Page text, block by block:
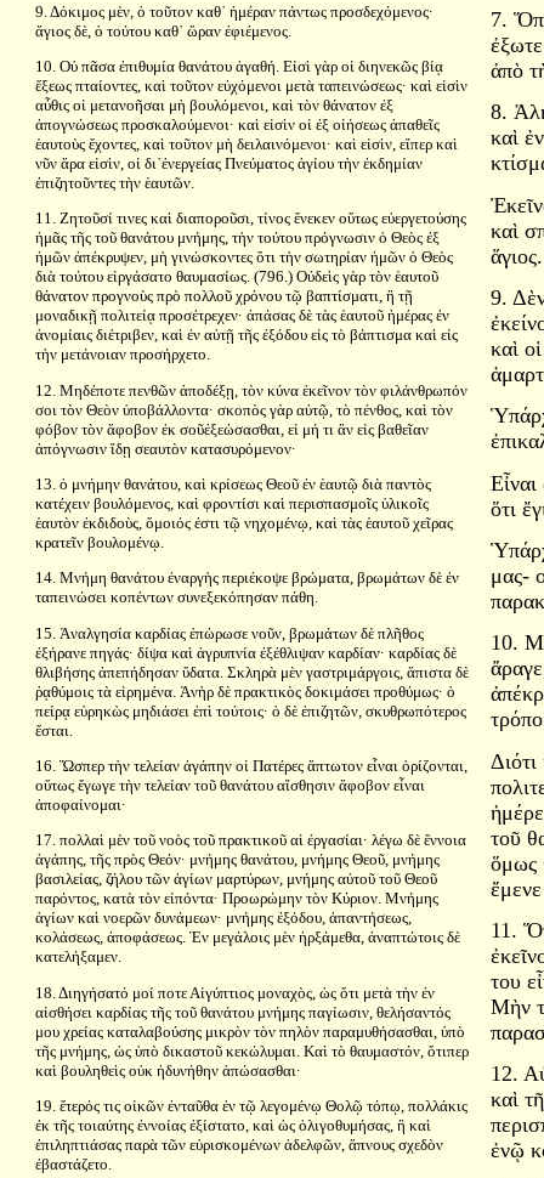
9. Δόκιμος μὲν, ὁ τοῦτον καθ᾿ ἡμέραν πάντως προσδεχόμενος·
ἅγιος δὲ, ὁ τούτου καθ᾿ ὥραν ἐφιέμενος.
10. Οὐ πᾶσα ἐπιθυμία θανάτου ἀγαθή. Εἰσὶ γὰρ οἱ διηνεκῶς βίᾳ
ἕξεως πταίοντες, καὶ τοῦτον εὐχόμενοι μετὰ ταπεινώσεως· καὶ εἰσὶν
αὖθις οἱ μετανοῆσαι μὴ βουλόμενοι, καὶ τὸν θάνατον ἐξ
ἀπογνώσεως προσκαλούμενοι· καὶ εἰσὶν οἱ ἐξ οἰήσεως ἀπαθεῖς
ἑαυτοὺς ἔχοντες, καὶ τοῦτον μὴ δειλαινόμενοι· καὶ εἰσὶν, εἴπερ καὶ
νῦν ἄρα εἰσὶν, οἱ δι᾿ἐνεργείας Πνεύματος ἁγίου τὴν ἐκδημίαν
ἐπιζητοῦντες τὴν ἑαυτῶν.
11. Ζητοῦσί τινες καὶ διαποροῦσι, τίνος ἕνεκεν οὕτως εὐεργετούσης
ἡμᾶς τῆς τοῦ θανάτου μνήμης, τὴν τούτου πρόγνωσιν ὁ Θεὸς ἐξ
ἡμῶν ἀπέκρυψεν, μὴ γινώσκοντες ὅτι τὴν σωτηρίαν ἡμῶν ὁ Θεὸς
διὰ τούτου εἰργάσατο θαυμασίως. (796.) Οὐδεὶς γὰρ τὸν ἑαυτοῦ
θάνατον προγνοὺς πρὸ πολλοῦ χρόνου τῷ βαπτίσματι, ἣ τῇ
μοναδικῇ πολιτείᾳ προσέτρεχεν· ἁπάσας δὲ τὰς ἑαυτοῦ ἡμέρας ἐν
ἀνομίαις διέτριβεν, καὶ ἐν αὐτῇ τῆς ἐξόδου εἰς τὸ βάπτισμα καὶ εἰς
τὴν μετάνοιαν προσήρχετο.
12. Μηδέποτε πενθῶν ἀποδέξῃ, τὸν κύνα ἐκεῖνον τὸν φιλάνθρωπόν
σοι τὸν Θεὸν ὑποβάλλοντα· σκοπὸς γὰρ αὐτῷ, τὸ πένθος, καὶ τὸν
φόβον τὸν ἄφοβον ἐκ σοῦἐξεώσασθαι, εἰ μή τι ἂν εἰς βαθεῖαν
ἀπόγνωσιν ἴδῃ σεαυτὸν κατασυρόμενον·
13. ὁ μνήμην θανάτου, καὶ κρίσεως Θεοῦ ἐν ἑαυτῷ διὰ παντὸς
κατέχειν βουλόμενος, καὶ φροντίσι καὶ περισπασμοῖς ὑλικοῖς
ἑαυτὸν ἐκδιδοὺς, ὅμοιός ἐστι τῷ νηχομένῳ, καὶ τὰς ἑαυτοῦ χεῖρας
κρατεῖν βουλομένῳ.
14. Μνήμη θανάτου ἐναργὴς περιέκοψε βρώματα, βρωμάτων δὲ ἐν
ταπεινώσει κοπέντων συνεξεκόπησαν πάθη.
15. Ἀναλγησία καρδίας ἐπώρωσε νοῦν, βρωμάτων δὲ πλῆθος
ἐξήρανε πηγάς· δίψα καὶ ἀγρυπνία ἐξέθλιψαν καρδίαν· καρδίας δὲ
θλιβήσης ἀπεπήδησαν ὕδατα. Σκληρὰ μὲν γαστριμάργοις, ἄπιστα δὲ
ῥᾳθύμοις τὰ εἰρημένα. Ἀνὴρ δὲ πρακτικὸς δοκιμάσει προθύμως· ὁ
πείρᾳ εὑρηκὼς μηδιάσει ἐπὶ τούτοις· ὁ δὲ ἐπιζητῶν, σκυθρωπότερος
ἔσται.
16. Ὥσπερ τὴν τελείαν ἀγάπην οἱ Πατέρες ἄπτωτον εἶναι ὁρίζονται,
οὕτως ἔγωγε τὴν τελείαν τοῦ θανάτου αἴσθησιν ἄφοβον εἶναι
ἀποφαίνομαι·
17. πολλαὶ μὲν τοῦ νοὸς τοῦ πρακτικοῦ αἱ ἐργασίαι· λέγω δὲ ἔννοια
ἀγάπης, τῆς πρὸς Θεόν· μνήμης θανάτου, μνήμης Θεοῦ, μνήμης
βασιλείας, ζήλου τῶν ἁγίων μαρτύρων, μνήμης αὐτοῦ τοῦ Θεοῦ
παρόντος, κατὰ τὸν εἰπόντα· Προωρώμην τὸν Κύριον. Μνήμης
ἁγίων καὶ νοερῶν δυνάμεων· μνήμης ἐξόδου, ἀπαντήσεως,
κολάσεως, ἀποφάσεως. Ἐν μεγάλοις μὲν ἠρξάμεθα, ἀναπτώτοις δὲ
κατελήξαμεν.
18. Διηγήσατό μοί ποτε Αἰγύπτιος μοναχὸς, ὡς ὅτι μετὰ τὴν ἐν
αἰσθήσει καρδίας τῆς τοῦ θανάτου μνήμης παγίωσιν, θελήσαντός
μου χρείας καταλαβούσης μικρὸν τὸν πηλὸν παραμυθήσασθαι, ὑπὸ
τῆς μνήμης, ὡς ὑπὸ δικαστοῦ κεκώλυμαι. Καὶ τὸ θαυμαστόν, ὅτιπερ
καὶ βουληθεὶς οὐκ ἠδυνήθην ἀπώσασθαι·
19. ἕτερός τις οἰκῶν ἐνταῦθα ἐν τῷ λεγομένῳ Θολῷ τόπῳ, πολλάκις
ἐκ τῆς τοιαύτης ἐννοίας ἐξίστατο, καὶ ὡς ὀλιγοθυμήσας, ἢ καὶ
ἐπιληπτιάσας παρὰ τῶν εὑρισκομένων ἀδελφῶν, ἄπνους σχεδὸν
ἐβαστάζετο.
7.
ἀπὸ
8.
καὶ
καὶ
ἅγιος.
9.
καὶ
ὅτι
μας-
10.
τοῦ
ὅμως
11.
του
Μὴν
12.
καὶ
ἐνῷ